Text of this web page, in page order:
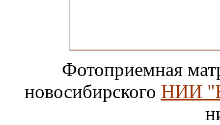
Фотоприемная
новосибирского НИИ